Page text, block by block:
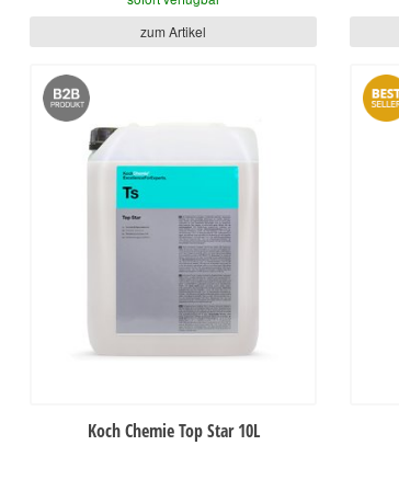
zum Artikel
Koch Chemie Top Star 10L